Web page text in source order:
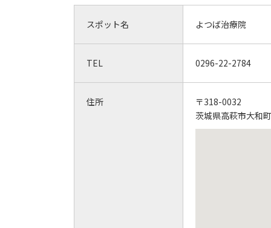
スポット名 よつば治療院
TEL 0296-22-2784
住所
〒318-0032
茨城県高萩市大和